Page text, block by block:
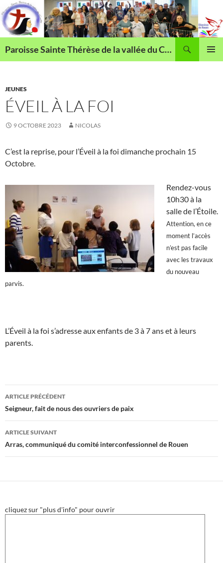
Aller
au
contenu
Paroisse Sainte Thérèse de la vallée du Cailly
JEUNES
ÉVEIL À LA FOI
9 OCTOBRE 2023 NICOLAS
C’est la reprise, pour l’Éveil à la foi dimanche prochain 15
Octobre.
Rendez-vous
10h30 à la
salle de l’Étoile.
Attention, en ce
moment l’accès
n’est pas facile
avec les travaux
du nouveau
parvis.
L’Éveil à la foi s’adresse aux enfants de 3 à 7 ans et à leurs
parents.
Navigation
des
articles
ARTICLE PRÉCÉDENT
Seigneur, fait de nous des ouvriers de paix
ARTICLE SUIVANT
Arras, communiqué du comité interconfessionnel de Rouen
cliquez sur "plus d'info" pour ouvrir